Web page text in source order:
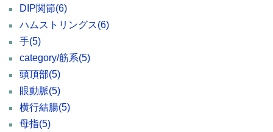
DIP関節(6)
ハムストリングス(6)
手(5)
category/筋系(5)
頭頂部(5)
眼動脈(5)
横行結腸(5)
母指(5)